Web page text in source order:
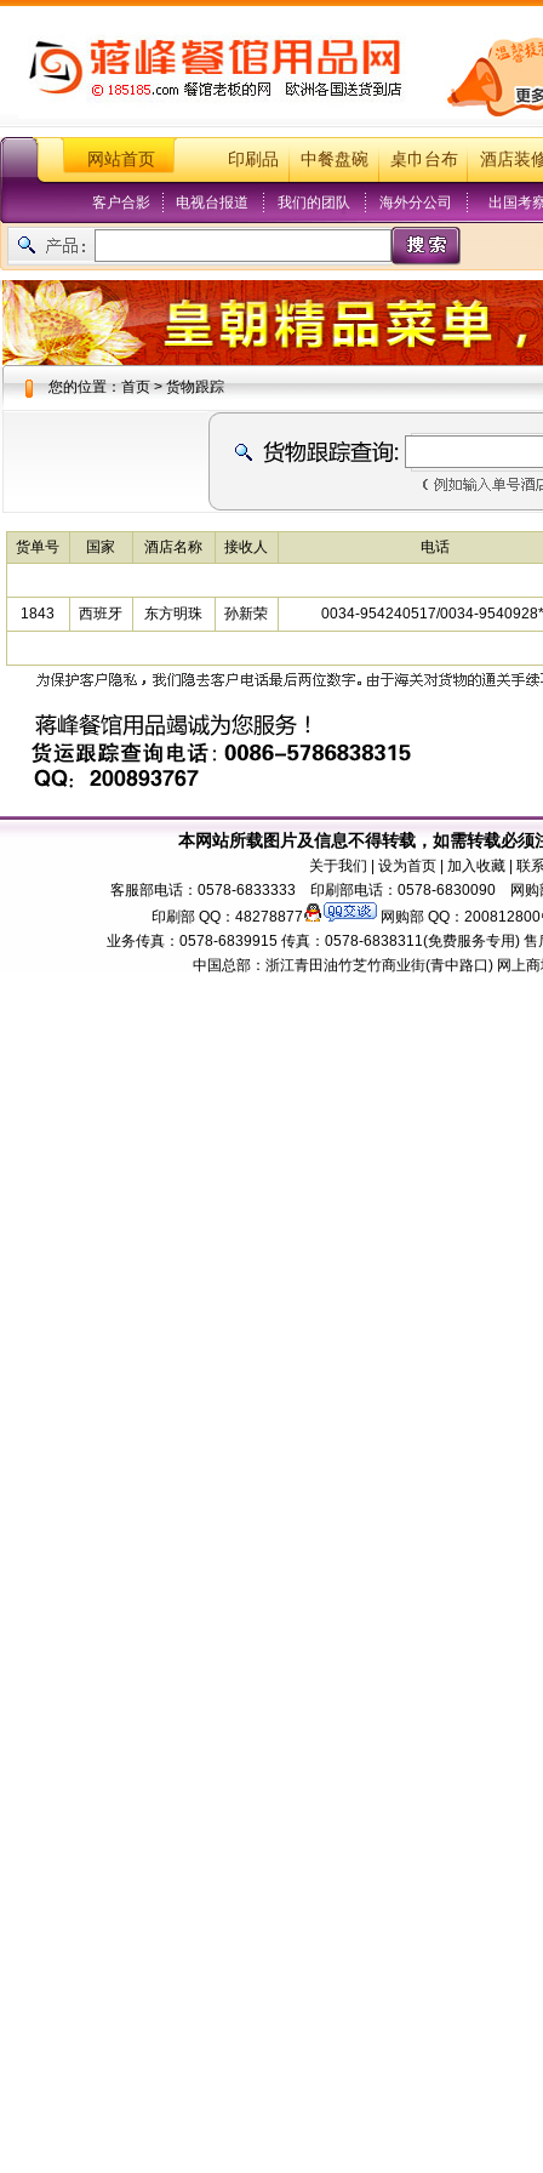
网站首页 印刷品 中餐盘碗 桌巾台布 酒店装
客户合影 电视台报道 我们的团队 海外分公司 出国考
您的位置：首页 > 货物跟踪
货单号 国家 酒店名称 接收人 电话
1843 西班牙 东方明珠 孙新荣 0034-954240517/0034-
本网站所载图片及信息不得转载，如需转载必
关于我们
| 设为首页 | 加入收藏 |
客服部电话：0578-6833333 印刷部电话：0578-6830090 网
印刷部 QQ：48278877
网购部 QQ：200812800
业务传真：0578-6839915 传真：0578-6838311(免费服务专用)
中国总部：浙江青田油竹芝竹商业街(青中路口) 网上